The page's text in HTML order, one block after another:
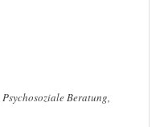
Psychosoziale Beratung,